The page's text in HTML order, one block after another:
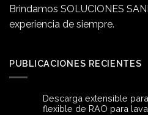
Brindamos SOLUCIONES
experiencia de siempre.
PUBLICACIONES RECIENTES
Descarga extensible
flexible de RAO para